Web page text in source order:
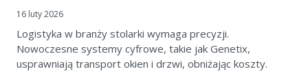
16 luty 2026
Logistyka w branży stolarki wymaga precyzji.
Nowoczesne systemy cyfrowe, takie jak Genetix,
usprawniają transport okien i drzwi, obniżając koszty.